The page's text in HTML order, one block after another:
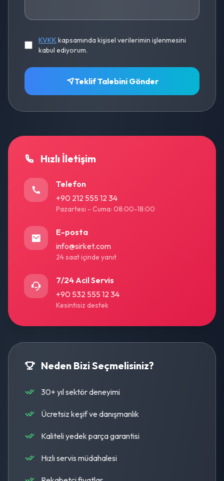
KVKK kapsamında kişisel verilerimin işlenmesini
kabul ediyorum.
Teklif Talebini Gönder
Hızlı İletişim
Telefon
+90 212 555 12 34
Pazartesi - Cuma: 08:00-18:00
E-posta
info@sirket.com
24 saat içinde yanıt
7/24 Acil Servis
+90 532 555 12 34
Kesintisiz destek
Neden Bizi Seçmelisiniz?
30+ yıl sektör deneyimi
Ücretsiz keşif ve danışmanlık
Kaliteli yedek parça garantisi
Hızlı servis müdahalesi